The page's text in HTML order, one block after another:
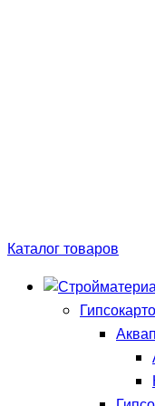
Каталог товаров